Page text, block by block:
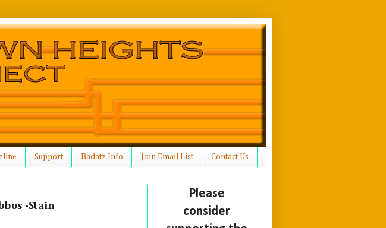
Support Badatz Info Join Email List Contact Us
-Stain
Please
consider